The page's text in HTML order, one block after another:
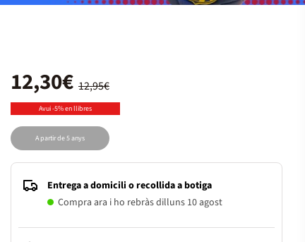
12,95€
12,30€
Avui -5% en llibres
A partir de 5 anys
Entrega a domicili o recollida a botiga
Compra ara i ho rebràs dilluns 10 agost